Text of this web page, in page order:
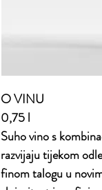
O VINU
0,75 l
Suho vino s
razvijaju tijekom
finom talogu u